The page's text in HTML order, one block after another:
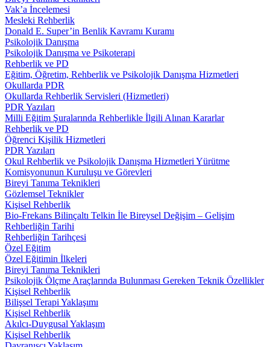
Vak’a İncelemesi
Mesleki Rehberlik
Donald E. Super’in Benlik Kavramı Kuramı
Psikolojik Danışma
Psikolojik Danışma ve Psikoterapi
Rehberlik ve PD
Eğitim, Öğretim, Rehberlik ve Psikolojik Danışma Hizmetleri
Okullarda PDR
Okullarda Rehberlik Servisleri (Hizmetleri)
PDR Yazıları
Milli Eğitim Şuralarında Rehberlikle İlgili Alınan Kararlar
Rehberlik ve PD
Öğrenci Kişilik Hizmetleri
PDR Yazıları
Okul Rehberlik ve Psikolojik Danışma Hizmetleri Yürütme
Komisyonunun Kuruluşu ve Görevleri
Bireyi Tanıma Teknikleri
Gözlemsel Teknikler
Kişisel Rehberlik
Bio-Frekans Bilinçaltı Telkin İle Bireysel Değişim – Gelişim
Rehberliğin Tarihi
Rehberliğin Tarihçesi
Özel Eğitim
Özel Eğitimin İlkeleri
Bireyi Tanıma Teknikleri
Psikolojik Ölçme Araçlarında Bulunması Gereken Teknik Özellikler
Kişisel Rehberlik
Bilişsel Terapi Yaklaşımı
Kişisel Rehberlik
Akılcı-Duygusal Yaklaşım
Kişisel Rehberlik